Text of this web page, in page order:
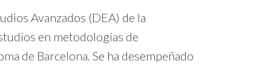
Avanzados (DEA) de la
en metodologías de
de Barcelona. Se ha desempeñado